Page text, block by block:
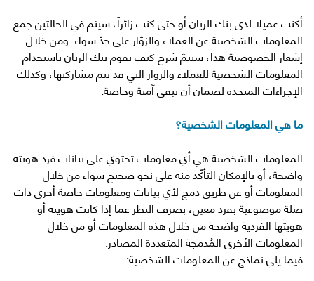
أكنت عميلا لدى بنك الريان أو حتى كنت زائراً، سيتم في الحالتين جمع
المعلومات الشخصية عن العملاء والزوّار على حدّ سواء. ومن خلال
إشعار الخصوصية هذا، سيتمّ شرح كيف يقوم بنك الريان باستخدام
المعلومات الشخصية للعملاء والزوار التي قد تتم مشاركتها، وكذلك
الإجراءات المتخذة لضمان أن تبقى آمنة وخاصة.
ما هي المعلومات الشخصية؟
المعلومات الشخصية هي أي معلومات تحتوي على بيانات فرد هويته
واضحة، أو بالإمكان التأكّد منه على نحو صحيح سواء من خلال
المعلومات أو عن طريق دمج لأي بيانات ومعلومات خاصة أخرى ذات
صلة موضوعية بفرد معين، بصرف النظر عما إذا كانت هويته أو
هويتها الفردية واضحة من خلال هذه المعلومات أو من خلال
المعلومات الأخرى المُدمجة المتعددة المصادر.
فيما يلي نماذج عن المعلومات الشخصية: